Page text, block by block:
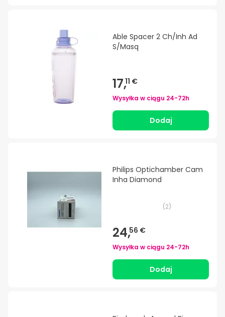
Able Spacer 2 Ch/Inh Ad
S/Masq
17,11 €
Wysyłka w ciągu 24-72h
Dodaj
Philips Optichamber Cam
Inha Diamond
(2)
24,56 €
Wysyłka w ciągu 24-72h
Dodaj